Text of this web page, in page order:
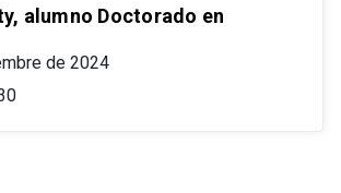
alumno Doctorado en
de 2024